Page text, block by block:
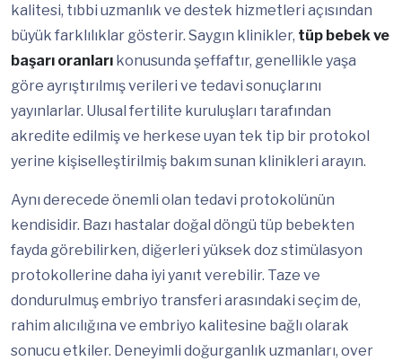
kalitesi, tıbbi uzmanlık ve destek hizmetleri açısından
büyük farklılıklar gösterir. Saygın klinikler, tüp bebek ve
başarı oranları konusunda şeffaftır, genellikle yaşa
göre ayrıştırılmış verileri ve tedavi sonuçlarını
yayınlarlar. Ulusal fertilite kuruluşları tarafından
akredite edilmiş ve herkese uyan tek tip bir protokol
yerine kişiselleştirilmiş bakım sunan klinikleri arayın.
Aynı derecede önemli olan tedavi protokolünün
kendisidir. Bazı hastalar doğal döngü tüp bebekten
fayda görebilirken, diğerleri yüksek doz stimülasyon
protokollerine daha iyi yanıt verebilir. Taze ve
dondurulmuş embriyo transferi arasındaki seçim de,
rahim alıcılığına ve embriyo kalitesine bağlı olarak
sonucu etkiler. Deneyimli doğurganlık uzmanları, over